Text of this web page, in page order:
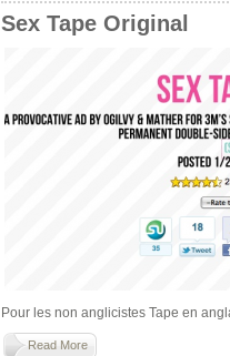
Sex Tape Original
Pour les non anglicistes Tape en
Read More